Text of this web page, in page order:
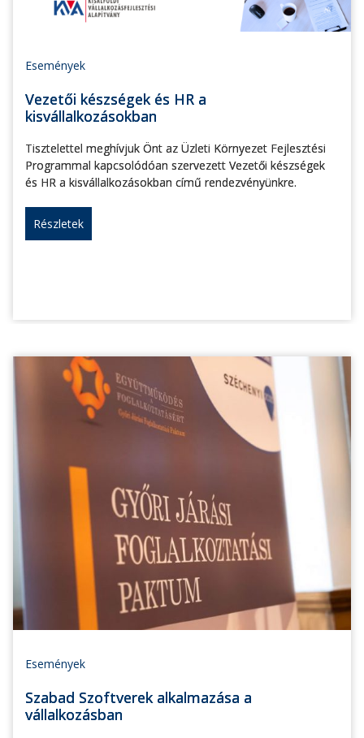
Események
Vezetői készségek és HR a
kisvállalkozásokban
Tisztelettel meghívjuk Önt az Üzleti Környezet Fejlesztési
Programmal kapcsolódóan szervezett Vezetői készségek
és HR a kisvállalkozásokban című rendezvényünkre.
Részletek
Események
Szabad Szoftverek alkalmazása a
vállalkozásban